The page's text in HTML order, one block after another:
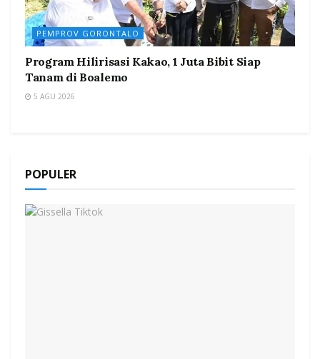
PEMPROV GORONTALO
Program Hilirisasi Kakao, 1 Juta Bibit Siap
Tanam di Boalemo
5 AGU 2026
POPULER